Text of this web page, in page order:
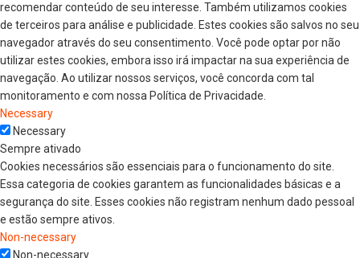
recomendar conteúdo de seu interesse. Também utilizamos cookies
de terceiros para análise e publicidade. Estes cookies são salvos no seu
navegador através do seu consentimento. Você pode optar por não
utilizar estes cookies, embora isso irá impactar na sua experiência de
navegação. Ao utilizar nossos serviços, você concorda com tal
monitoramento e com nossa Política de Privacidade.
Necessary
Necessary
Sempre ativado
Cookies necessários são essenciais para o funcionamento do site.
Essa categoria de cookies garantem as funcionalidades básicas e a
segurança do site. Esses cookies não registram nenhum dado pessoal
e estão sempre ativos.
Non-necessary
Non-necessary